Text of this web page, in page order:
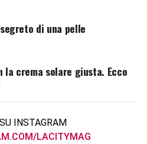
di una pelle
la crema solare giusta. Ecco
INSTAGRAM
LACITYMAG